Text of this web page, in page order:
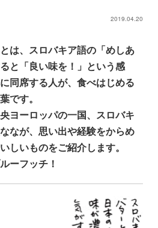
2019.04.20
は、スロバキア語の「めしあ
と「良い味を！」という感
同席する人が、食べはじめる
です。
ヨーロッパの一国、スロバキ
なが、思い出や経験をからめ
しいものをご紹介します。
ーフッチ！